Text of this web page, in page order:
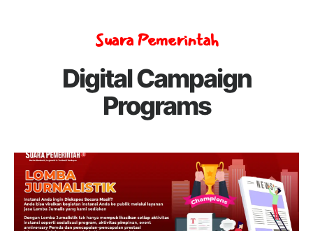
Suara Pemerintah
Digital Campaign
Programs